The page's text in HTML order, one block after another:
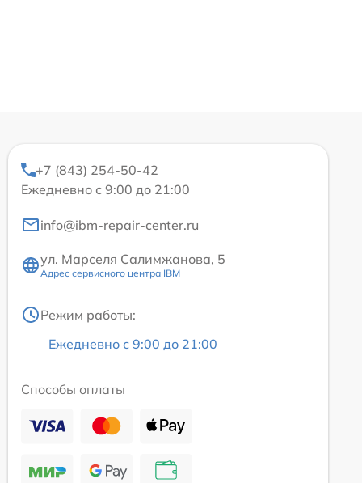
+7 (843) 254-50-42
Ежедневно с 9:00 до 21:00
info@ibm-repair-center.ru
ул. Марселя Салимжанова, 5
Адрес сервисного центра IBM
Режим работы:
Ежедневно с 9:00 до 21:00
Способы оплаты